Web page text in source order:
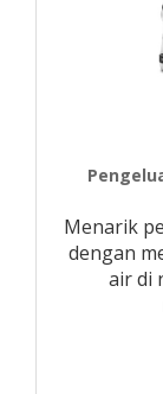
Menarik
dengan
air di